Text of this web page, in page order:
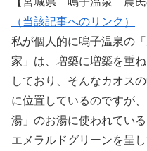
（当該記事へのリンク）
私が個人的に鳴子温泉の
家」は、増築に増築を重
しており、そんなカオス
に位置しているのですが
湯」のお湯に使われてい
エメラルドグリーンを呈